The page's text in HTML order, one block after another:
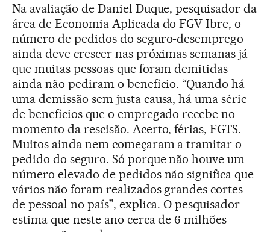
Na avaliação de Daniel Duque, pesquisador da
área de Economia Aplicada do FGV Ibre, o
número de pedidos do seguro-desemprego
ainda deve crescer nas próximas semanas já
que muitas pessoas que foram demitidas
ainda não pediram o benefício. “Quando há
uma demissão sem justa causa, há uma série
de benefícios que o empregado recebe no
momento da rescisão. Acerto, férias, FGTS.
Muitos ainda nem começaram a tramitar o
pedido do seguro. Só porque não houve um
número elevado de pedidos não significa que
vários não foram realizados grandes cortes
de pessoal no país”, explica. O pesquisador
estima que neste ano cerca de 6 milhões